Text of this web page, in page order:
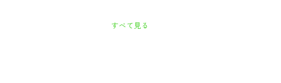
すべて見る